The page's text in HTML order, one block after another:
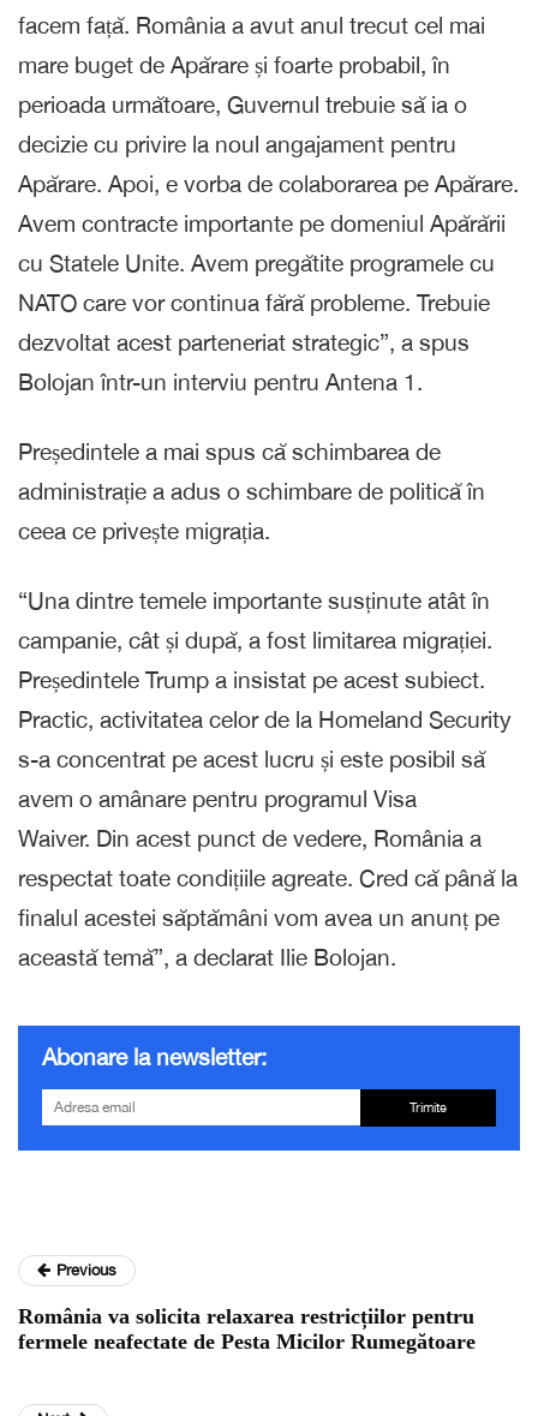
facem față. România a avut anul trecut cel mai
mare buget de Apărare și foarte probabil, în
perioada următoare, Guvernul trebuie să ia o
decizie cu privire la noul angajament pentru
Apărare. Apoi, e vorba de colaborarea pe Apărare.
Avem contracte importante pe domeniul Apărării
cu Statele Unite. Avem pregătite programele cu
NATO care vor continua fără probleme. Trebuie
dezvoltat acest parteneriat strategic”, a spus
Bolojan într-un interviu pentru Antena 1.
Președintele a mai spus că schimbarea de
administrație a adus o schimbare de politică în
ceea ce privește migrația.
“Una dintre temele importante susținute atât în
campanie, cât și după, a fost limitarea migrației.
Președintele Trump a insistat pe acest subiect.
Practic, activitatea celor de la Homeland Security
s-a concentrat pe acest lucru și este posibil să
avem o amânare pentru programul Visa
Waiver. Din acest punct de vedere, România a
respectat toate condițiile agreate. Cred că până la
finalul acestei săptămâni vom avea un anunț pe
această temă”, a declarat Ilie Bolojan.
Abonare la newsletter:
Trimite
Previous
România va solicita relaxarea restricțiilor pentru
fermele neafectate de Pesta Micilor Rumegătoare